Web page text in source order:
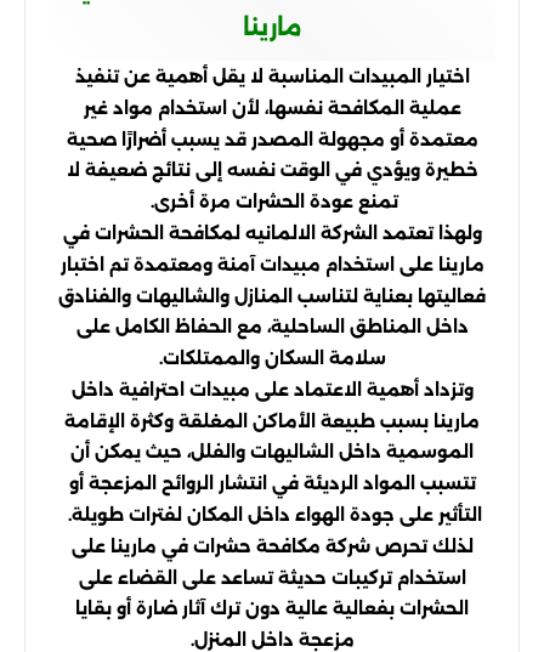
مارينا
اختيار المبيدات المناسبة لا يقل أهمية عن تنفيذ
عملية المكافحة نفسها، لأن استخدام مواد غير
معتمدة أو مجهولة المصدر قد يسبب أضرارًا صحية
خطيرة ويؤدي في الوقت نفسه إلى نتائج ضعيفة لا
تمنع عودة الحشرات مرة أخرى.
ولهذا تعتمد الشركة الالمانيه لمكافحة الحشرات في
مارينا على استخدام مبيدات آمنة ومعتمدة تم اختبار
فعاليتها بعناية لتناسب المنازل والشاليهات والفنادق
داخل المناطق الساحلية، مع الحفاظ الكامل على
سلامة السكان والممتلكات.
وتزداد أهمية الاعتماد على مبيدات احترافية داخل
مارينا بسبب طبيعة الأماكن المغلقة وكثرة الإقامة
الموسمية داخل الشاليهات والفلل، حيث يمكن أن
تتسبب المواد الرديئة في انتشار الروائح المزعجة أو
التأثير على جودة الهواء داخل المكان لفترات طويلة.
لذلك تحرص شركة مكافحة حشرات في مارينا على
استخدام تركيبات حديثة تساعد على القضاء على
الحشرات بفعالية عالية دون ترك آثار ضارة أو بقايا
مزعجة داخل المنزل.